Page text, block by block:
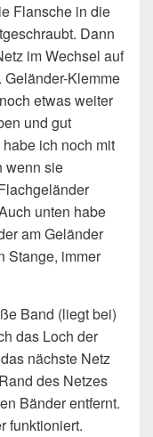
Flansche in die
Dann
im Wechsel auf
Klemme
etwas weiter
und gut
ich noch mit
wenn sie
unten habe
am Geländer
Stange, immer
Band (liegt bei)
das Loch der
nächste Netz
des Netzes
Bänder entfernt.
funktioniert.